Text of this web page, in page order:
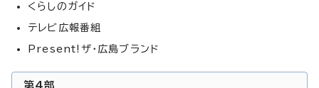
くらしのガイド
テレビ広報番組
Present!ザ・広島ブランド
第4部